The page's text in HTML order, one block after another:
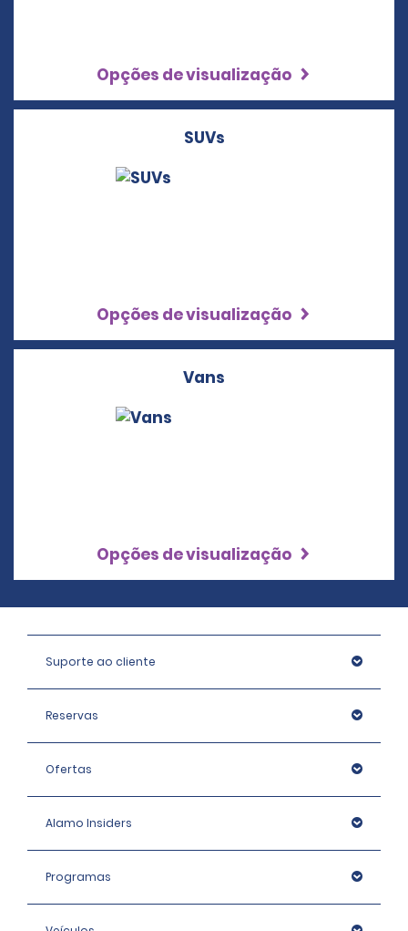
Opções de visualização
SUVs
Opções de visualização
Vans
Opções de visualização
Suporte ao cliente
Reservas
Ofertas
Alamo Insiders
Programas